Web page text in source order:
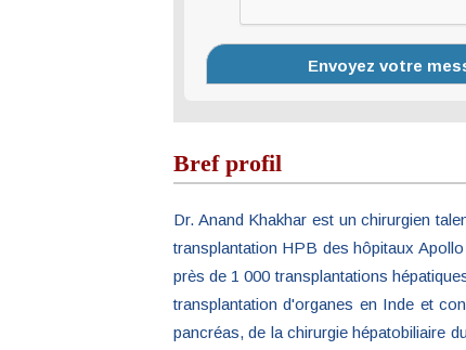
Bref profil
Dr. Anand Khakhar est un chirurgien
transplantation HPB des hôpitaux
près de 1 000 transplantations
transplantation d'organes en Inde et
pancréas, de la chirurgie hépatobiliaire